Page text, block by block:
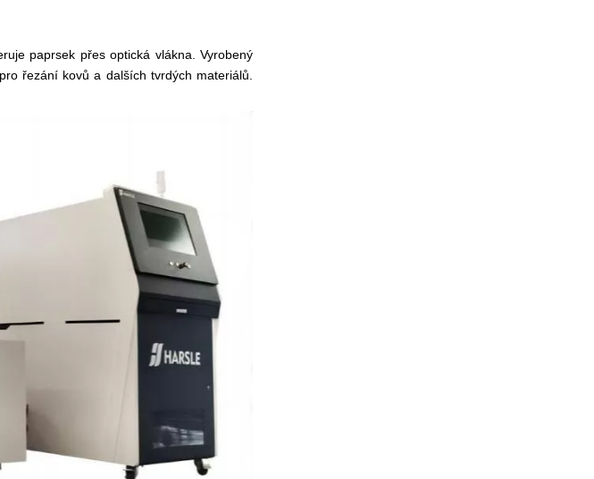
paprsek přes optická vlákna. Vyrobený
řezání kovů a dalších tvrdých materiálů.